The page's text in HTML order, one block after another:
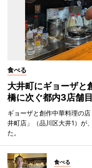
食べる
大井町にギョーザ
橋に次ぐ都内3店舗目
ギョーザと創作中華料理の
井町店」（品川区大井1）が
た。
食べる